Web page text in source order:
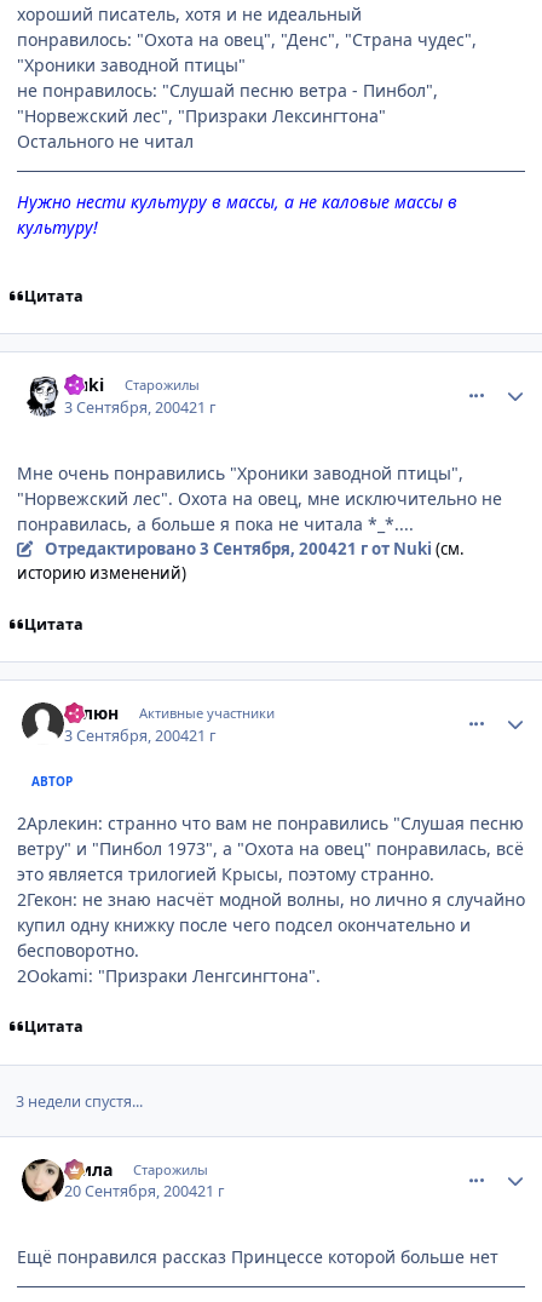
хороший писатель, хотя и не идеальный
понравилось: "Охота на овец", "Денс", "Страна чудес",
"Хроники заводной птицы"
не понравилось: "Слушай песню ветра - Пинбол",
"Норвежский лес", "Призраки Лексингтона"
Остального не читал
Нужно нести культуру в массы, а не каловые массы в
культуру!
Цитата
Nuki Старожилы
3 Сентября, 200421 г
Мне очень понравились "Хроники заводной птицы",
"Норвежский лес". Охота на овец, мне исключительно не
понравилась, а больше я пока не читала *_*....
Отредактировано3 Сентября, 200421 гот Nuki (см.
историю изменений)
Цитата
Галюн Активные участники
3 Сентября, 200421 г
АВТОР
2Арлекин: странно что вам не понравились "Слушая песню
ветру" и "Пинбол 1973", а "Охота на овец" понравилась, всё
это является трилогией Крысы, поэтому странно.
2Гекон: не знаю насчёт модной волны, но лично я случайно
купил одну книжку после чего подсел окончательно и
бесповоротно.
2Ookami: "Призраки Ленгсингтона".
Цитата
3 недели спустя...
Мила Старожилы
20 Сентября, 200421 г
Ещё понравился рассказ Принцессе которой больше нет